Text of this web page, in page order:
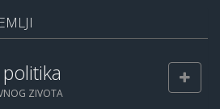
ZIVOTA